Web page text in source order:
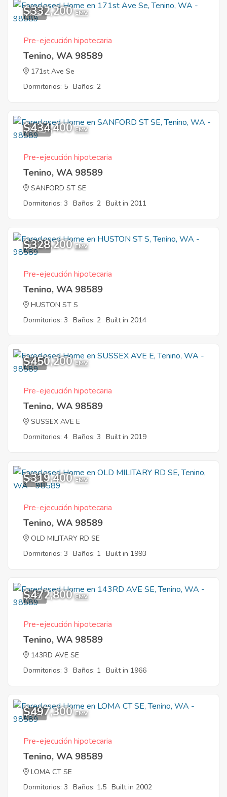
1
$332,200 EMV
Pre-ejecución hipotecaria
Tenino, WA 98589
171st Ave Se
Dormitorios: 5 Baños: 2
10
$434,400 EMV
Pre-ejecución hipotecaria
Tenino, WA 98589
SANFORD ST SE
Dormitorios: 3 Baños: 2 Built in 2011
12
$328,200 EMV
Pre-ejecución hipotecaria
Tenino, WA 98589
HUSTON ST S
Dormitorios: 3 Baños: 2 Built in 2014
3
$450,200 EMV
Pre-ejecución hipotecaria
Tenino, WA 98589
SUSSEX AVE E
Dormitorios: 4 Baños: 3 Built in 2019
3
$319,400 EMV
Pre-ejecución hipotecaria
Tenino, WA 98589
OLD MILITARY RD SE
Dormitorios: 3 Baños: 1 Built in 1993
2
$472,800 EMV
Pre-ejecución hipotecaria
Tenino, WA 98589
143RD AVE SE
Dormitorios: 3 Baños: 1 Built in 1966
3
$497,300 EMV
Pre-ejecución hipotecaria
Tenino, WA 98589
LOMA CT SE
Dormitorios: 3 Baños: 1.5 Built in 2002